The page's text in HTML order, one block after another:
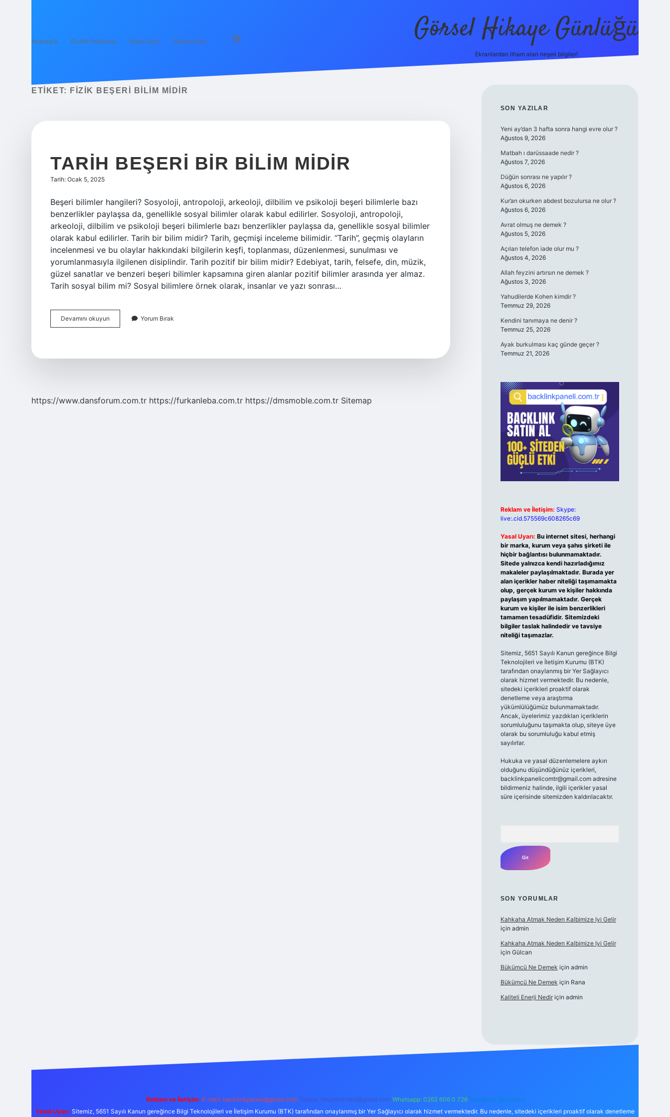
Anasayfa Gizlilik Politikası Yasal Uyarı Hakkımızda Görsel Hikaye Günlüğü
Ekranlardan ilham alan neşeli bilgiler!
ETIKET: FIZIK BEŞERI BILIM MIDIR
TARIH BEŞERI BIR BILIM MIDIR
Tarih: Ocak 5, 2025
Beşeri bilimler hangileri? Sosyoloji, antropoloji, arkeoloji, dilbilim ve psikoloji beşeri bilimlerle bazı
benzerlikler paylaşsa da, genellikle sosyal bilimler olarak kabul edilirler. Sosyoloji, antropoloji,
arkeoloji, dilbilim ve psikoloji beşeri bilimlerle bazı benzerlikler paylaşsa da, genellikle sosyal bilimler
olarak kabul edilirler. Tarih bir bilim midir? Tarih, geçmişi inceleme bilimidir. “Tarih”, geçmiş olayların
incelenmesi ve bu olaylar hakkındaki bilgilerin keşfi, toplanması, düzenlenmesi, sunulması ve
yorumlanmasıyla ilgilenen disiplindir. Tarih pozitif bir bilim midir? Edebiyat, tarih, felsefe, din, müzik,
güzel sanatlar ve benzeri beşeri bilimler kapsamına giren alanlar pozitif bilimler arasında yer almaz.
Tarih sosyal bilim mi? Sosyal bilimlere örnek olarak, insanlar ve yazı sonrası…
Devamını okuyun
Beşeri
Yorum Bırak
https://www.dansforum.com.tr https://furkanleba.com.tr https://dmsmoble.com.tr Sitemap
SIDEBAR
SON YAZILAR
Yeni ay’dan 3 hafta sonra hangi evre olur ?
Ağustos 9, 2026
Matbah ı darüssaade nedir ?
Ağustos 7, 2026
Düğün sonrası ne yapılır ?
Ağustos 6, 2026
Kur’an okurken abdest bozulursa ne olur ?
Ağustos 6, 2026
Avrat olmuş ne demek ?
Ağustos 5, 2026
Açılan telefon iade olur mu ?
Ağustos 4, 2026
Allah feyzini artırsın ne demek ?
Ağustos 3, 2026
Yahudilerde Kohen kimdir ?
Temmuz 29, 2026
Kendini tanımaya ne denir ?
Temmuz 25, 2026
Ayak burkulması kaç günde geçer ?
Temmuz 21, 2026
Reklam ve İletişim: Skype:
live:.cid.575569c608265c69
Yasal Uyarı: Bu internet sitesi, herhangi
bir marka, kurum veya şahıs şirketi ile
hiçbir bağlantısı bulunmamaktadır.
Sitede yalnızca kendi hazırladığımız
makaleler paylaşılmaktadır. Burada yer
alan içerikler haber niteliği taşımamakta
olup, gerçek kurum ve kişiler hakkında
paylaşım yapılmamaktadır. Gerçek
kurum ve kişiler ile isim benzerlikleri
tamamen tesadüfidir. Sitemizdeki
bilgiler taslak halindedir ve tavsiye
niteliği taşımazlar.
Sitemiz, 5651 Sayılı Kanun gereğince Bilgi
Teknolojileri ve İletişim Kurumu (BTK)
tarafından onaylanmış bir Yer Sağlayıcı
olarak hizmet vermektedir. Bu nedenle,
sitedeki içerikleri proaktif olarak
denetleme veya araştırma
yükümlülüğümüz bulunmamaktadır.
Ancak, üyelerimiz yazdıkları içeriklerin
sorumluluğunu taşımakta olup, siteye üye
olarak bu sorumluluğu kabul etmiş
sayılırlar.
Hukuka ve yasal düzenlemelere aykırı
olduğunu düşündüğünüz içerikleri,
backlinkpanelicomtr@gmail.comadresine
bildirmeniz halinde, ilgili içerikler yasal
süre içerisinde sitemizden kaldırılacaktır.
SON YORUMLAR
Kahkaha Atmak Neden Kalbimize Iyi Gelir
için admin
Kahkaha Atmak Neden Kalbimize Iyi Gelir
için Gülcan
Bükümcü Ne Demek için admin
Bükümcü Ne Demek için Rana
Kaliteli Enerji Nediriçin admin
Reklam ve İletişim: E-mail: backlinkpaneli@gmail.com Teams: forumhizmeti@gmail.com Whatsapp: 0262 606 0 726 Telegram: @karabul
Yasal Uyarı: Sitemiz, 5651 Sayılı Kanun gereğince Bilgi Teknolojileri ve İletişim Kurumu (BTK) tarafından onaylanmış bir Yer Sağlayıcı olarak hizmet vermektedir. Bu nedenle, sitedeki içerikleri proaktif olarak denetleme